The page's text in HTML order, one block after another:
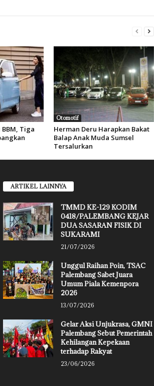
Tiga
Otomotif
Herman Deru Harapkan Bakat
Balap Anak Muda Sumsel
Tersalurkan
ARTIKEL LAINNYA
TMMD KE-129 KODIM
0418/PALEMBANG KEJAR
DUA SASARAN FISIK DI
SUKARAMI
21/07/2026
Unggul Raihan Poin, TSAC
Palembang Sabet Juara
Umum Piala Kemenpora
2026
13/07/2026
Gelar Aksi Unjukrasa, GMNI
Palembang Sebut Pemerintah
Kehilangan Kepekaan
terhadap Rakyat
23/06/2026